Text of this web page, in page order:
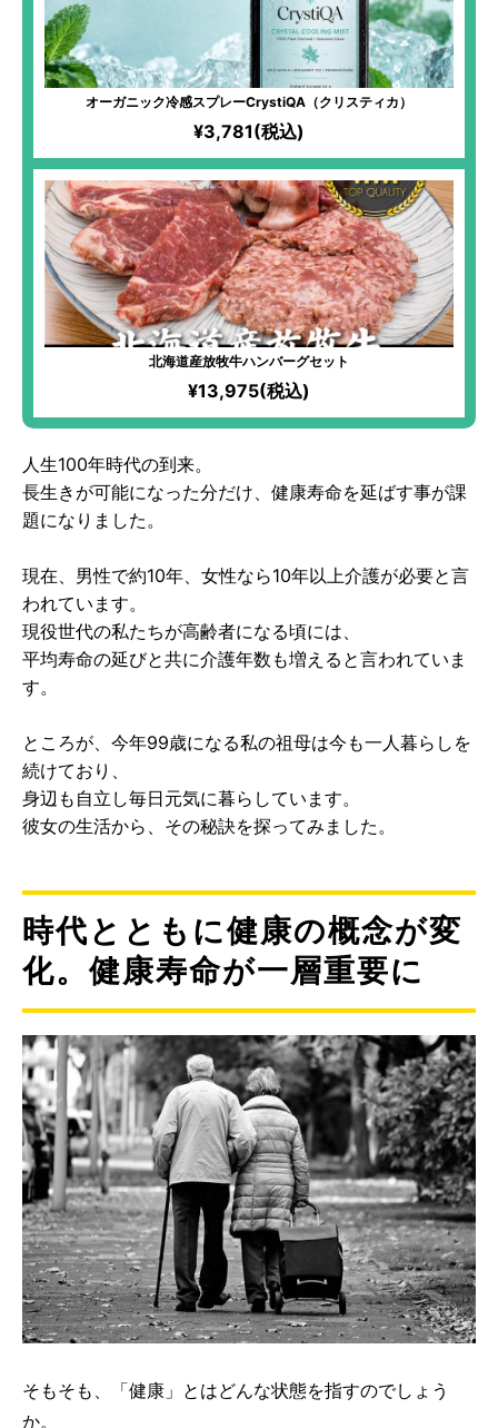
オーガニック冷感スプレーCrystiQA（クリスティカ）
¥3,781(税込)
北海道産放牧牛ハンバーグセット
¥13,975(税込)
人生100年時代の到来。
長生きが可能になった分だけ、健康寿命を延ばす事が課
題になりました。
現在、男性で約10年、女性なら10年以上介護が必要と言
われています。
現役世代の私たちが高齢者になる頃には、
平均寿命の延びと共に介護年数も増えると言われていま
す。
ところが、今年99歳になる私の祖母は今も一人暮らしを
続けており、
身辺も自立し毎日元気に暮らしています。
彼女の生活から、その秘訣を探ってみました。
時代とともに健康の概念が変
化。健康寿命が一層重要に
そもそも、「健康」とはどんな状態を指すのでしょう
か。